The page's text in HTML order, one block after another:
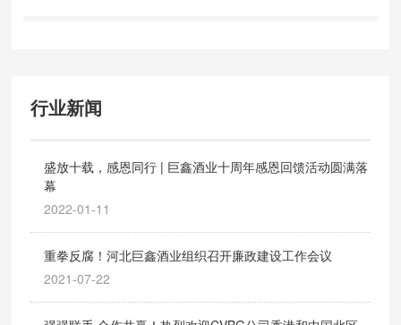
行业新闻
盛放十载，感恩同行 | 巨鑫酒业十周年感恩回馈活动圆满落
幕
2022-01-11
重拳反腐！河北巨鑫酒业组织召开廉政建设工作会议
2021-07-22